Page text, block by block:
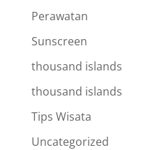
Perawatan
Sunscreen
thousand islands
thousand islands
Tips Wisata
Uncategorized